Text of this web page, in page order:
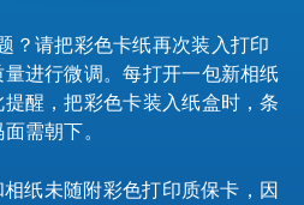
？请把彩色卡纸再次装入打印
进行微调。每打开一包新相纸
醒，把彩色卡装入纸盒时，条
需朝下。
相纸未随附彩色打印质保卡，因